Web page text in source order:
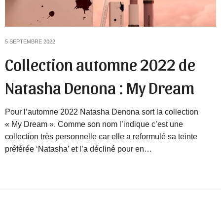
5 SEPTEMBRE 2022
Collection automne 2022 de
Natasha Denona : My Dream
Pour l’automne 2022 Natasha Denona sort la collection
« My Dream ». Comme son nom l’indique c’est une
collection très personnelle car elle a reformulé sa teinte
préférée ‘Natasha’ et l’a décliné pour en…